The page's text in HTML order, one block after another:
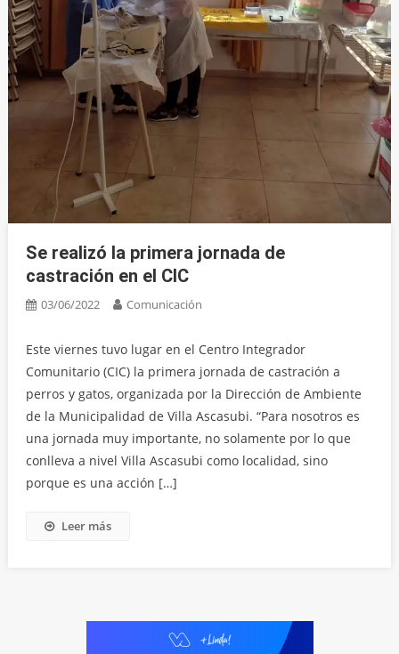
Se realizó la primera jornada de
castración en el CIC
03/06/2022 Comunicación
Este viernes tuvo lugar en el Centro Integrador
Comunitario (CIC) la primera jornada de castración a
perros y gatos, organizada por la Dirección de Ambiente
de la Municipalidad de Villa Ascasubi. “Para nosotros es
una jornada muy importante, no solamente por lo que
conlleva a nivel Villa Ascasubi como localidad, sino
porque es una acción […]
Leer más